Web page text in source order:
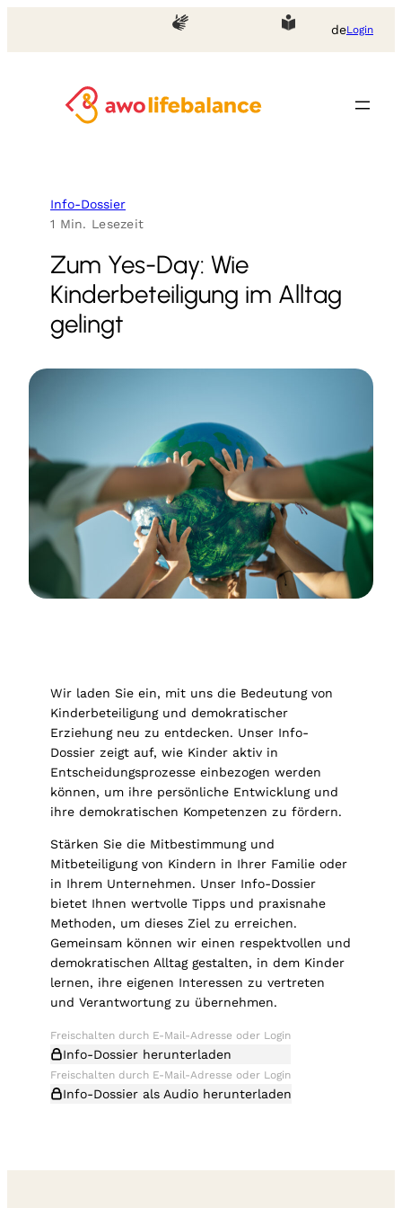
springen
deLogin
Info-Dossier
1 Min. Lesezeit
Zum Yes-Day: Wie
Kinderbeteiligung im Alltag
gelingt
Wir laden Sie ein, mit uns die Bedeutung von
Kinderbeteiligung und demokratischer
Erziehung neu zu entdecken. Unser Info-
Dossier zeigt auf, wie Kinder aktiv in
Entscheidungsprozesse einbezogen werden
können, um ihre persönliche Entwicklung und
ihre demokratischen Kompetenzen zu fördern.
Stärken Sie die Mitbestimmung und
Mitbeteiligung von Kindern in Ihrer Familie oder
in Ihrem Unternehmen. Unser Info-Dossier
bietet Ihnen wertvolle Tipps und praxisnahe
Methoden, um dieses Ziel zu erreichen.
Gemeinsam können wir einen respektvollen und
demokratischen Alltag gestalten, in dem Kinder
lernen, ihre eigenen Interessen zu vertreten
und Verantwortung zu übernehmen.
Info-Dossier herunterladen
Info-Dossier als Audio herunterladen